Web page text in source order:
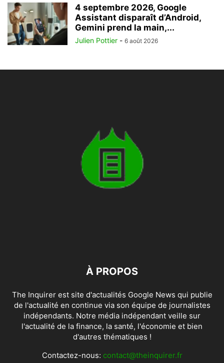
4 septembre 2026, Google
Assistant disparaît d’Android,
Gemini prend la main,...
Julien Pottier - 6 août 2026
À PROPOS
The Inquirer est site d'actualités Google News qui publie
de l'actualité en continue via son équipe de journalistes
indépendants. Notre média indépendant veille sur
l'actualité de la finance, la santé, l'économie et bien
d'autres thématiques !
Contactez-nous: contact@theinquirer.fr